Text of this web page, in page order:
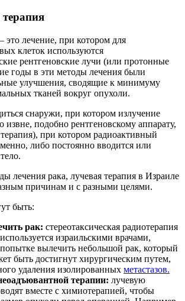
это лечение, при котором для
клеток используются
рентгеновские лучи (или протонные
годы в эти методы лечения были
улучшения, сводящие к минимуму
тканей вокруг опухоли.
снаружи, при котором излучение
извне, подобно рентгеновскому аппарату,
при котором радиоактивный
либо постоянно вводится или
лечения рака, лучевая терапия в Израиле
причинам и с разными целями.
быть:
рак: стереотаксическая радиотерапия
израильскими врачами,
вылечить небольшой рак, который
быть достигнут хирургическим путем,
удаления изолированных метастазов.
терапии: лучевую
вместе с химиотерапией, чтобы